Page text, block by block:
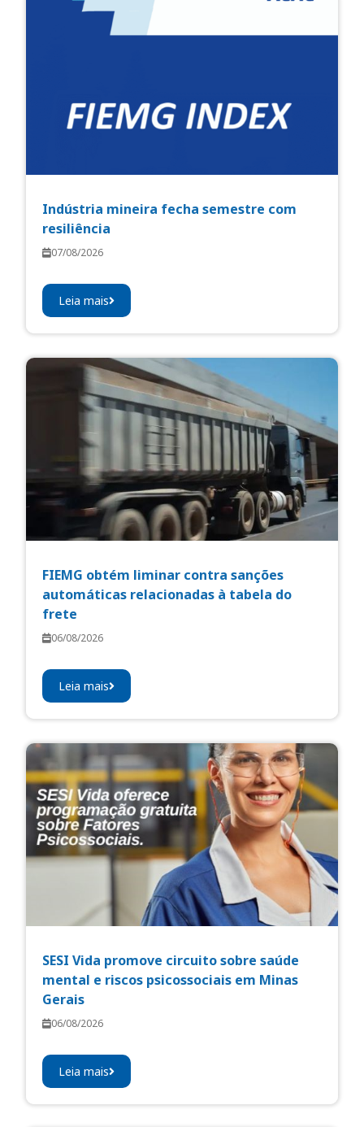
Indústria mineira fecha semestre com
resiliência
07/08/2026
Leia mais
FIEMG obtém liminar contra sanções
automáticas relacionadas à tabela do
frete
06/08/2026
Leia mais
SESI Vida promove circuito sobre saúde
mental e riscos psicossociais em Minas
Gerais
06/08/2026
Leia mais